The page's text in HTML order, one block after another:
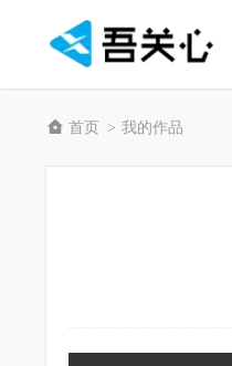
首页 > 我的作品